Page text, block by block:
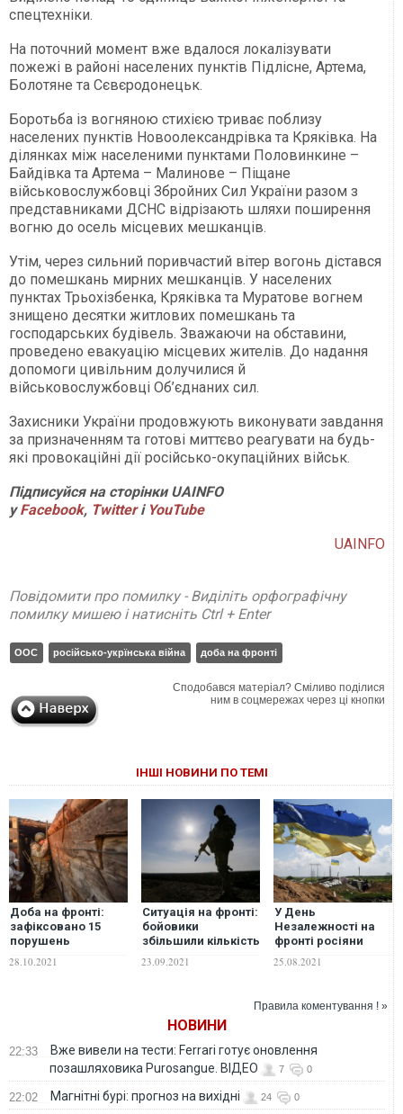
спецтехніки.
На поточний момент вже вдалося локалізувати
пожежі в районі населених пунктів Підлісне, Артема,
Болотяне та Сєвєродонецьк.
Боротьба із вогняною стихією триває поблизу
населених пунктів Новоолександрівка та Кряківка. На
ділянках між населеними пунктами Половинкине –
Байдівка та Артема – Малинове – Піщане
військовослужбовці Збройних Сил України разом з
представниками ДСНС відрізають шляхи поширення
вогню до осель місцевих мешканців.
Утім, через сильний поривчастий вітер вогонь дістався
до помешкань мирних мешканців. У населених
пунктах Трьохізбенка, Кряківка та Муратове вогнем
знищено десятки житлових помешкань та
господарських будівель. Зважаючи на обставини,
проведено евакуацію місцевих жителів. До надання
допомоги цивільним долучилися й
військовослужбовці Об’єднаних сил.
Захисники України продовжують виконувати завдання
за призначенням та готові миттєво реагувати на будь-
які провокаційні дії російсько-окупаційних військ.
Підписуйся на сторінки UAINFO
уFacebook, Twitterі YouTube
UAINFO
Повідомити про помилку - Виділіть орфографічну
помилку мишею і натисніть Ctrl + Enter
ООС російсько-укрїнська війна доба на фронті
Сподобався матеріал? Сміливо поділися
ним в соцмережах через ці кнопки
ІНШІ НОВИНИ ПО ТЕМІ
Доба на фронті:
зафіксовано 15
порушень
терористів. Один
28.10.2021
Ситуація на фронті:
бойовики
збільшили кількість
військових
23.09.2021
У День
Незалежності на
фронті росіяни
військового, ще
25.08.2021
Правила коментування ! »
НОВИНИ
22:33
Вже вивели на тести: Ferrari готує оновлення
позашляховика Purosangue. ВІДЕО
7 0
22:02 Магнітні бурі: прогноз на вихідні 24 0